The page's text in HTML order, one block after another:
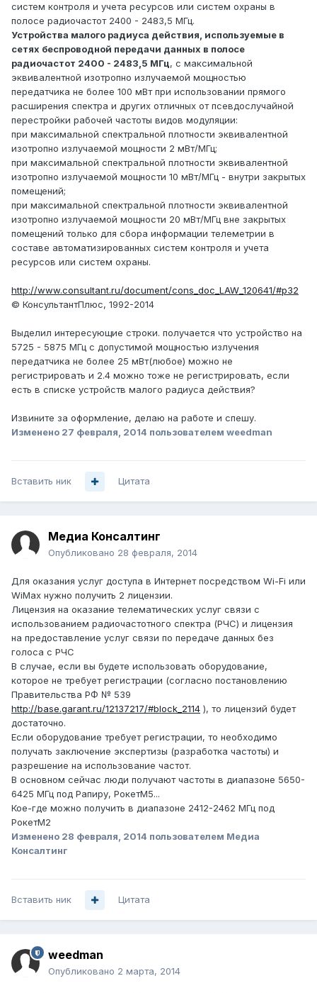
систем контроля и учета ресурсов или систем охраны в
полосе радиочастот 2400 - 2483,5 МГц.
Устройства малого радиуса действия, используемые в
сетях беспроводной передачи данных в полосе
радиочастот 2400 - 2483,5 МГц, с максимальной
эквивалентной изотропно излучаемой мощностью
передатчика не более 100 мВт при использовании прямого
расширения спектра и других отличных от псевдослучайной
перестройки рабочей частоты видов модуляции:
при максимальной спектральной плотности эквивалентной
изотропно излучаемой мощности 2 мВт/МГц;
при максимальной спектральной плотности эквивалентной
изотропно излучаемой мощности 10 мВт/МГц - внутри закрытых
помещений;
при максимальной спектральной плотности эквивалентной
изотропно излучаемой мощности 20 мВт/МГц вне закрытых
помещений только для сбора информации телеметрии в
составе автоматизированных систем контроля и учета
ресурсов или систем охраны.
http://www.consultant.ru/document/cons_doc_LAW_120641/#p32
© КонсультантПлюс, 1992-2014
Выделил интересующие строки. получается что устройство на
5725 - 5875 МГц с допустимой мощностью излучения
передатчика не более 25 мВт(любое) можно не
регистрировать и 2.4 можно тоже не регистрировать, если
есть в списке устройств малого радиуса действия?
Извините за оформление, делаю на работе и спешу.
Изменено 27 февраля, 2014 пользователем weedman
Вставить ник Цитата
Медиа Консалтинг
Опубликовано 28 февраля, 2014
Для оказания услуг доступа в Интернет посредством Wi-Fi или
WiMax нужно получить 2 лицензии.
Лицензия на оказание телематических услуг связи с
использованием радиочастотного спектра (РЧС) и лицензия
на предоставление услуг связи по передаче данных без
голоса с РЧС
В случае, если вы будете использовать оборудование,
которое не требует регистрации (согласно постановлению
Правительства РФ № 539
http://base.garant.ru/12137217/#block_2114 ), то лицензий будет
достаточно.
Если оборудование требует регистрации, то необходимо
получать заключение экспертизы (разработка частоты) и
разрешение на использование частот.
В основном сейчас люди получают частоты в диапазоне 5650-
6425 МГц под Рапиру, РокетМ5...
Кое-где можно получить в диапазоне 2412-2462 МГц под
РокетМ2
Изменено 28 февраля, 2014 пользователем Медиа
Консалтинг
Вставить ник Цитата
weedman
Опубликовано 2 марта, 2014